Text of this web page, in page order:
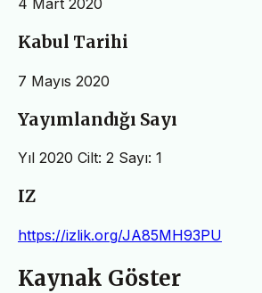
4 Mart 2020
Kabul Tarihi
7 Mayıs 2020
Yayımlandığı Sayı
Yıl 2020 Cilt: 2 Sayı: 1
IZ
https://izlik.org/JA85MH93PU
Kaynak Göster